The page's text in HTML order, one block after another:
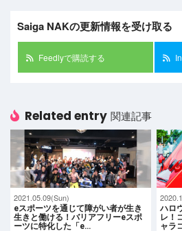
Saiga NAKの更新情報を受け取る
Feedlyで購読する
Related entry 関連記事
2021.05.09(Sun)
eスポーツを通じて障がい者が生き
生きと働ける！バリアフリーeスポ
ーツに特化した「e…
ハロ
レ！
ャラ